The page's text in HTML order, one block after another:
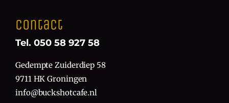
Contact
Tel. 050 58 927 58
Gedempte Zuiderdiep 58
9711 HK Groningen
info@buckshotcafe.nl